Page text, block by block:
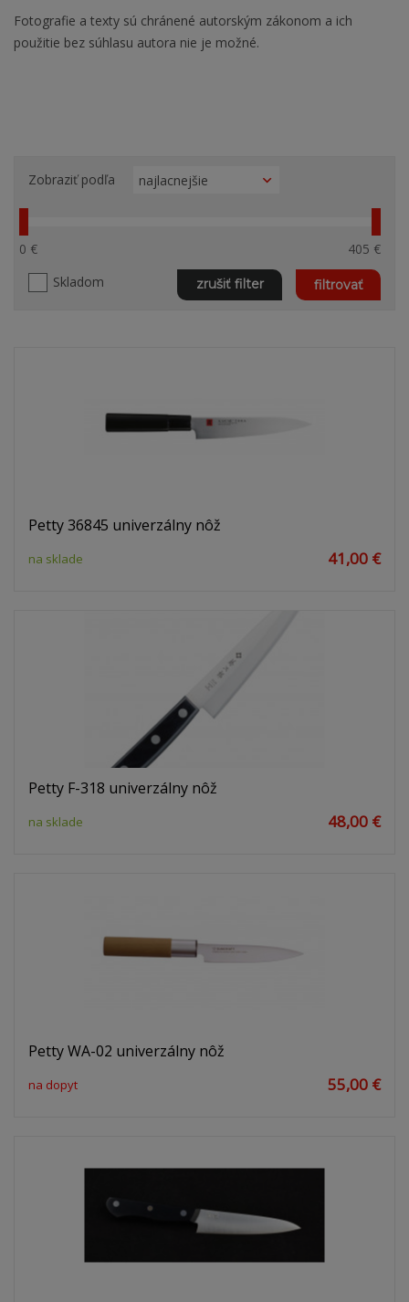
Fotografie a texty sú chránené autorským zákonom a ich
použitie bez súhlasu autora nie je možné.
0 €
405 €
Skladom
filtrovať
zrušiť filter
Zobraziť podľa
Petty 36845 univerzálny nôž
na sklade 41,00 €
Petty F-318 univerzálny nôž
na sklade 48,00 €
Petty WA-02 univerzálny nôž
na dopyt 55,00 €